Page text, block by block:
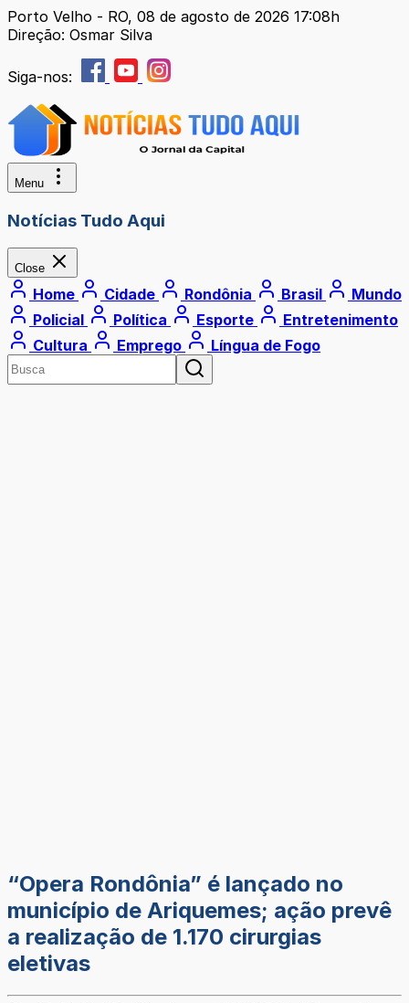
Porto Velho - RO, 08 de agosto de 2026 17:08h
Direção: Osmar Silva
Siga-nos:
Menu
Notícias Tudo Aqui
Close
Home Cidade Rondônia Brasil
Mundo
Policial
Política Esporte
Entretenimento
Cultura
Emprego Língua de Fogo
“Opera Rondônia” é lançado no
município de Ariquemes; ação prevê
a realização de 1.170 cirurgias
eletivas